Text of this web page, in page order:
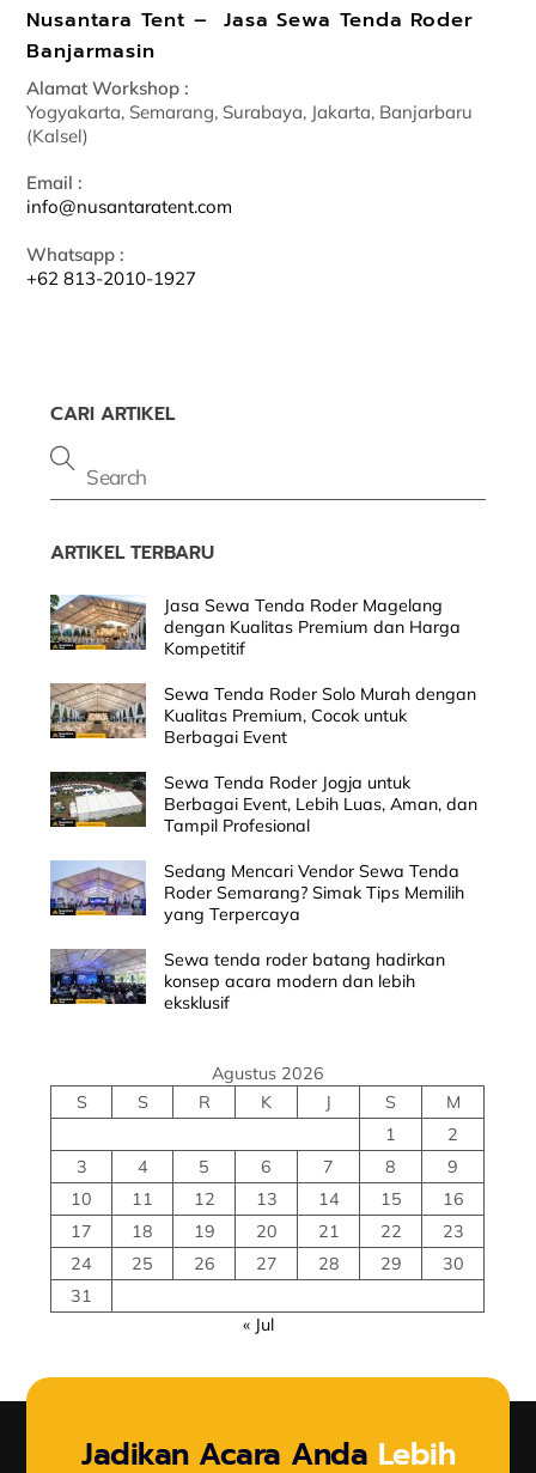
Nusantara Tent – Jasa Sewa Tenda Roder
Banjarmasin
Alamat Workshop :
Yogyakarta, Semarang, Surabaya, Jakarta, Banjarbaru
(Kalsel)
Email :
info@nusantaratent.com
Whatsapp :
+62 813-2010-1927
CARI ARTIKEL
ARTIKEL TERBARU
Jasa Sewa Tenda Roder Magelang
dengan Kualitas Premium dan Harga
Kompetitif
Sewa Tenda Roder Solo Murah dengan
Kualitas Premium, Cocok untuk
Berbagai Event
Sewa Tenda Roder Jogja untuk
Berbagai Event, Lebih Luas, Aman, dan
Tampil Profesional
Sedang Mencari Vendor Sewa Tenda
Roder Semarang? Simak Tips Memilih
yang Terpercaya
Sewa tenda roder batang hadirkan
konsep acara modern dan lebih
eksklusif
Agustus 2026
S
S R K J S
M
1
2
3
4 5 6 7 8
9
10
11 12 13 14 15
16
17
18 19 20 21 22
23
24
25 26 27 28 29
30
31
« Jul
Jadikan Acara Anda Lebih